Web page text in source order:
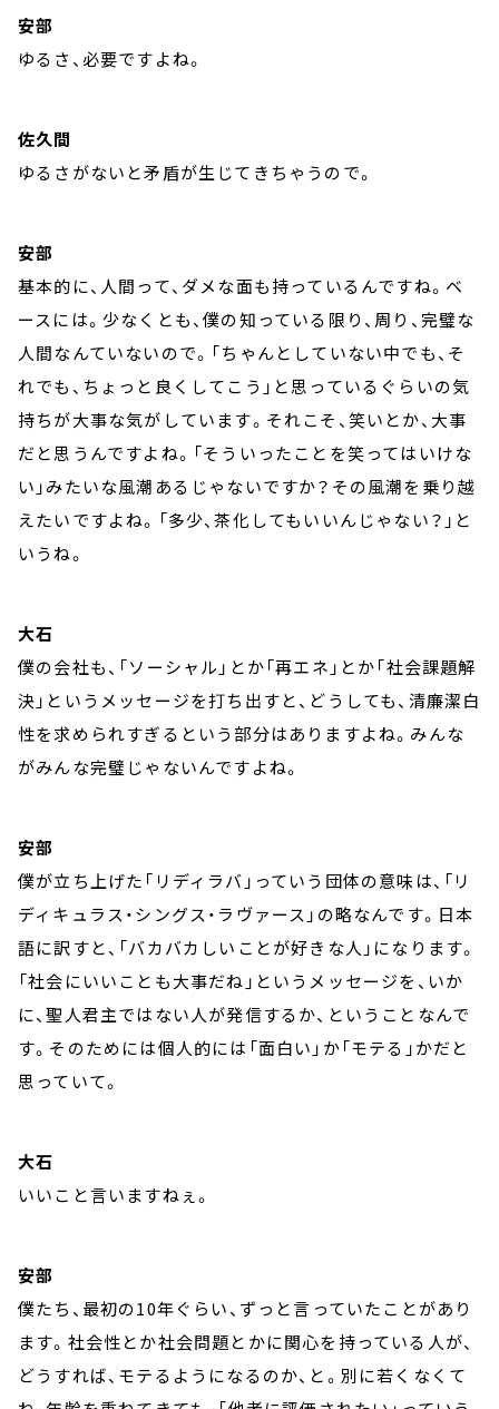
安部
ゆるさ、必要ですよね。
佐久間
ゆるさがないと矛盾が生じてきちゃうので。
安部
基本的に、人間って、ダメな面も持っているんですね。ベ
ースには。少なくとも、僕の知っている限り、周り、完璧な
人間なんていないので。「ちゃんとしていない中でも、そ
れでも、ちょっと良くしてこう」と思っているぐらいの気
持ちが大事な気がしています。それこそ、笑いとか、大事
だと思うんですよね。「そういったことを笑ってはいけな
い」みたいな風潮あるじゃないですか？その風潮を乗り越
えたいですよね。「多少、茶化してもいいんじゃない？」と
いうね。
大石
僕の会社も、「ソーシャル」とか「再エネ」とか「社会課題解
決」というメッセージを打ち出すと、どうしても、清廉潔白
性を求められすぎるという部分はありますよね。みんな
がみんな完璧じゃないんですよね。
安部
僕が立ち上げた「リディラバ」っていう団体の意味は、「リ
ディキュラス・シングス・ラヴァース」の略なんです。日本
語に訳すと、「バカバカしいことが好きな人」になります。
「社会にいいことも大事だね」というメッセージを、いか
に、聖人君主ではない人が発信するか、ということなんで
す。そのためには個人的には「面白い」か「モテる」かだと
思っていて。
大石
いいこと言いますねぇ。
安部
僕たち、最初の10年ぐらい、ずっと言っていたことがあり
ます。社会性とか社会問題とかに関心を持っている人が、
どうすれば、モテるようになるのか、と。別に若くなくて